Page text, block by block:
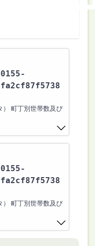
） 町丁別世帯数及び
） 町丁別世帯数及び